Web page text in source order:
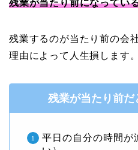
残業が当たり前になってい
残業するのが当たり前の会
理由によって人生損します。
残業が当たり前
平日の自分の時間が